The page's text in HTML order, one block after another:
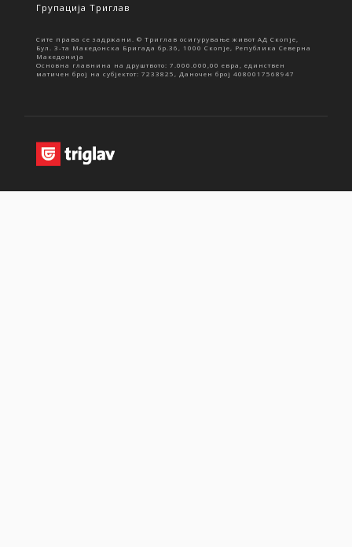
Групација Триглав
Сите права се задржани. © Триглав осигурување живот АД Скопје,
Бул. 3-та Македонска Бригада бр.36, 1000 Скопје, Република Северна
Македонија
Основна главнина на друштвото: 7.000.000,00 евра, единствен
матичен број на субјектот: 7233825, Даночен број 4080017568947